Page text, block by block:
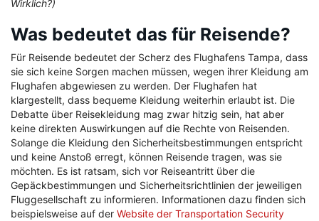
Wirklich?)
Was bedeutet das für Reisende?
Für Reisende bedeutet der Scherz des Flughafens Tampa, dass
sie sich keine Sorgen machen müssen, wegen ihrer Kleidung am
Flughafen abgewiesen zu werden. Der Flughafen hat
klargestellt, dass bequeme Kleidung weiterhin erlaubt ist. Die
Debatte über Reisekleidung mag zwar hitzig sein, hat aber
keine direkten Auswirkungen auf die Rechte von Reisenden.
Solange die Kleidung den Sicherheitsbestimmungen entspricht
und keine Anstoß erregt, können Reisende tragen, was sie
möchten. Es ist ratsam, sich vor Reiseantritt über die
Gepäckbestimmungen und Sicherheitsrichtlinien der jeweiligen
Fluggesellschaft zu informieren. Informationen dazu finden sich
beispielsweise auf der Website der Transportation Security